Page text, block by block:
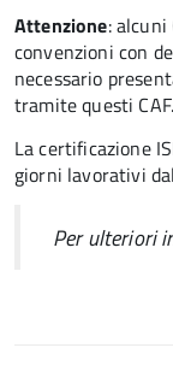
Attenzione:
convenzioni con
necessario
tramite questi CAF.
La certificazione
giorni lavorativi
Per ulteriori